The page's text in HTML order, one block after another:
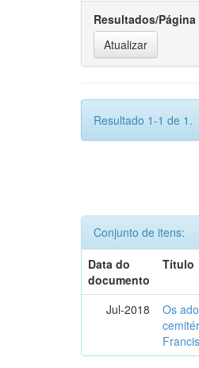
Resultados/Página
Resultado 1-1 de 1.
Conjunto de itens:
Data do
documento
Título
Jul-2018
Os